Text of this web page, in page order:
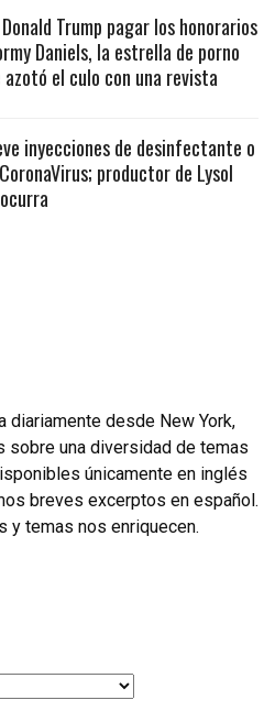
Trump pagar los honorarios
Daniels, la estrella de porno
azotó el culo con una revista
inyecciones de desinfectante o
productor de Lysol
diariamente desde New York,
sobre una diversidad de temas
únicamente en inglés
breves excerptos en español.
y temas nos enriquecen.